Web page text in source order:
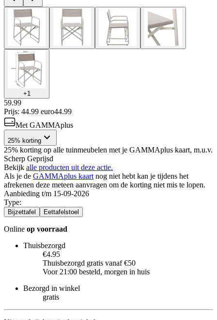
+1
59.99
Prijs: 44.99 euro44.99
Met GAMMAplus
25% korting
25% korting op alle tuinmeubelen met je GAMMAplus kaart, m.u.v.
Scherp Geprijsd
Bekijk alle producten uit deze actie.
Als je de GAMMAplus kaart nog niet hebt kan je tijdens het
afrekenen deze meteen aanvragen om de korting niet mis te lopen.
Aanbieding t/m 15-09-2026
Type:
Bijzettafel Eettafelstoel
Online op voorraad
Thuisbezorgd
€4.95
Thuisbezorgd gratis vanaf €50
Voor 21:00 besteld, morgen in huis
Bezorgd in winkel
gratis